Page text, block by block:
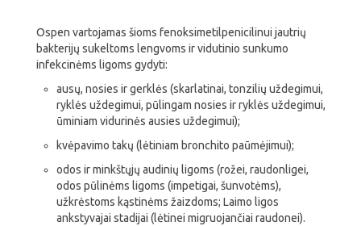
Ospen vartojamas šioms fenoksimetilpenicilinui jautrių
bakterijų sukeltoms lengvoms ir vidutinio sunkumo
infekcinėms ligoms gydyti:
ausų, nosies ir gerklės (skarlatinai, tonzilių uždegimui,
ryklės uždegimui, pūlingam nosies ir ryklės uždegimui,
ūminiam vidurinės ausies uždegimui);
kvėpavimo takų (lėtiniam bronchito paūmėjimui);
odos ir minkštųjų audinių ligoms (rožei, raudonligei,
odos pūlinėms ligoms (impetigai, šunvotėms),
užkrėstoms kąstinėms žaizdoms; Laimo ligos
ankstyvajai stadijai (lėtinei migruojančiai raudonei).